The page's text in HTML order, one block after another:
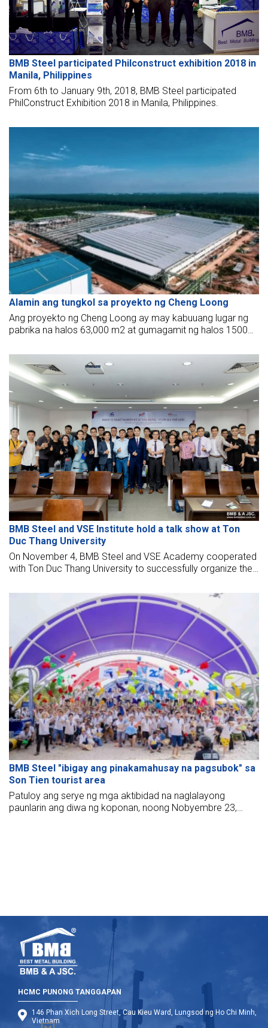
BMB Steel participated Philconstruct exhibition 2018 in
Manila, Philippines
From 6th to January 9th, 2018, BMB Steel participated
PhilConstruct Exhibition 2018 in Manila, Philippines.
Alamin ang tungkol sa proyekto ng Cheng Loong
Ang proyekto ng Cheng Loong ay may kabuuang lugar ng
pabrika na halos 63,000 m2 at gumagamit ng halos 1500
proyekto na may malaking kahalagahan sa pagpapaunlad
ng pangunahing ekonomiya ng timog na rehiyon.
BMB Steel and VSE Institute hold a talk show at Ton
Duc Thang University
On November 4, BMB Steel and VSE Academy cooperated
with Ton Duc Thang University to successfully organize the
Construction Engineer - Reaching the World."
BMB Steel "ibigay ang pinakamahusay na pagsubok" sa
Son Tien tourist area
Patuloy ang serye ng mga aktibidad na naglalayong
paunlarin ang diwa ng koponan, noong Nobyembre 23,
HCMC PUNONG TANGGAPAN
146 Phan Xich Long Street, Cau Kieu Ward, Lungsod ng Ho Chi Minh,
Vietnam